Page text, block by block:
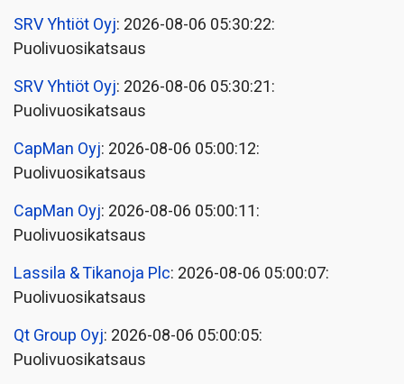
SRV Yhtiöt Oyj: 2026-08-06 05:30:22:
Puolivuosikatsaus
SRV Yhtiöt Oyj: 2026-08-06 05:30:21:
Puolivuosikatsaus
CapMan Oyj: 2026-08-06 05:00:12:
Puolivuosikatsaus
CapMan Oyj: 2026-08-06 05:00:11:
Puolivuosikatsaus
Lassila & Tikanoja Plc: 2026-08-06 05:00:07:
Puolivuosikatsaus
Qt Group Oyj: 2026-08-06 05:00:05:
Puolivuosikatsaus